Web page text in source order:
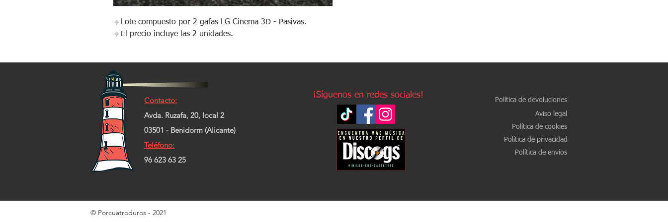
🔸️Lote compuesto por 2 gafas LG Cinema 3D - Pasivas.
🔸️El precio incluye las 2 unidades.
Contacto:
Avda. Ruzafa, 20, local 2
03501 - Benidorm (Alicante)
Teléfono:
96 623 63 25
¡Síguenos en redes sociales!
Política de devoluciones
Aviso legal
Política de cookies
Política de privacidad
Política de envíos
© Porcuatroduros - 2021